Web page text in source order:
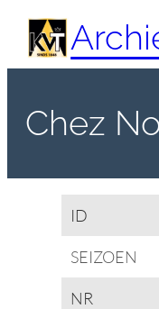
Spring
naar
de
Chez
ID
SEIZOEN
NR